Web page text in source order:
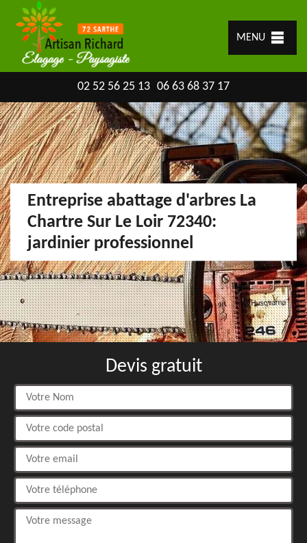
MENU
02 52 56 25 13 06 63 68 37 17
Entreprise abattage d'arbres La
Chartre Sur Le Loir 72340:
jardinier professionnel
Devis gratuit